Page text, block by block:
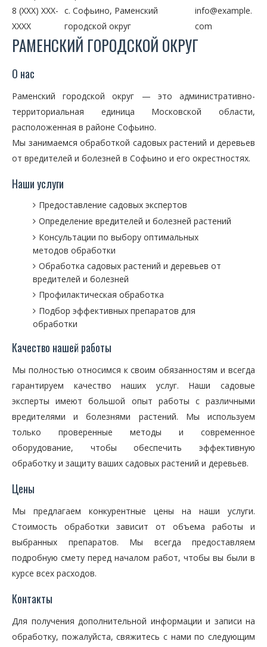
8 (XXX) XXX-
XXXX
с. Софьино, Раменский
городской округ
info@example.
com
РАМЕНСКИЙ ГОРОДСКОЙ ОКРУГ
О нас
Раменский городской округ — это административно-
территориальная единица Московской области,
расположенная в районе Софьино.
Мы занимаемся обработкой садовых растений и деревьев
от вредителей и болезней в Софьино и его окрестностях.
Наши услуги
Предоставление садовых экспертов
Определение вредителей и болезней растений
Консультации по выбору оптимальных
методов обработки
Обработка садовых растений и деревьев от
вредителей и болезней
Профилактическая обработка
Подбор эффективных препаратов для
обработки
Качество нашей работы
Мы полностью относимся к своим обязанностям и всегда
гарантируем качество наших услуг. Наши садовые
эксперты имеют большой опыт работы с различными
вредителями и болезнями растений. Мы используем
только проверенные методы и современное
оборудование, чтобы обеспечить эффективную
обработку и защиту ваших садовых растений и деревьев.
Цены
Мы предлагаем конкурентные цены на наши услуги.
Стоимость обработки зависит от объема работы и
выбранных препаратов. Мы всегда предоставляем
подробную смету перед началом работ, чтобы вы были в
курсе всех расходов.
Контакты
Для получения дополнительной информации и записи на
обработку, пожалуйста, свяжитесь с нами по следующим